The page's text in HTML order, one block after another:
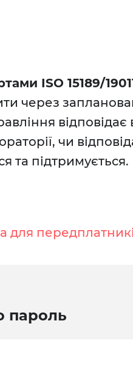
ISO 15189/
через
чи
та підтримується.
для
пароль